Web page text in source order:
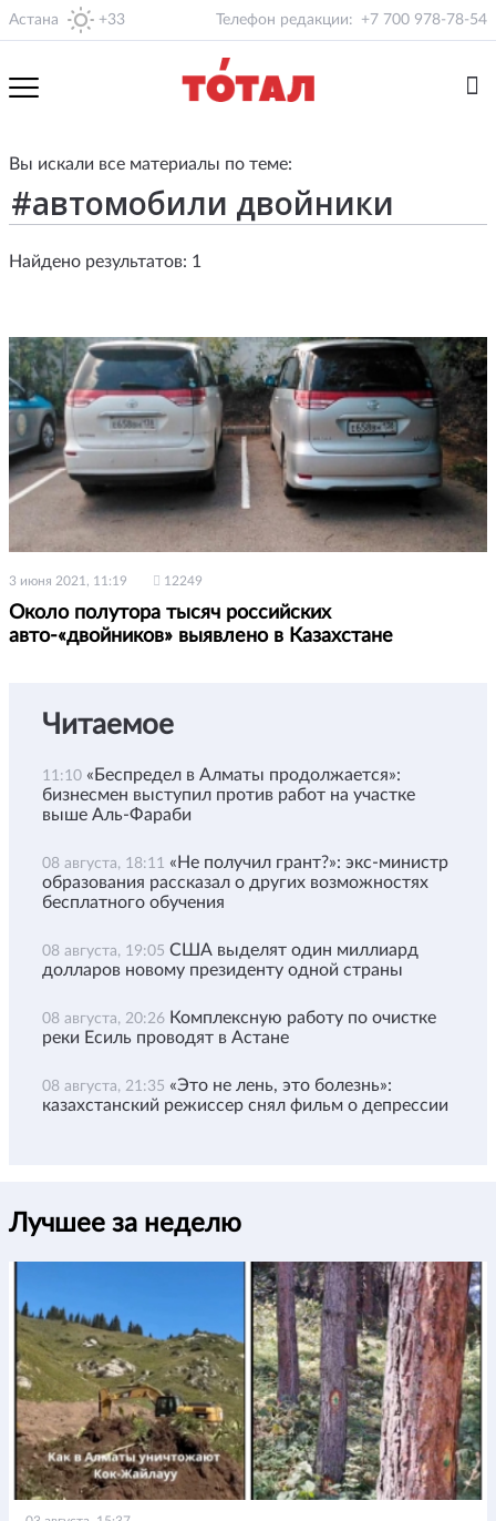
Астана +33 Телефон редакции: +7 700 978-78-54
Вы искали все материалы по теме:
Найдено результатов: 1
3 июня 2021, 11:19 12249
Около полутора тысяч российских
авто-«двойников» выявлено в Казахстане
Читаемое
11:10 «Беспредел в Алматы продолжается»:
бизнесмен выступил против работ на участке
выше Аль-Фараби
08 августа, 18:11 «Не получил грант?»: экс-министр
образования рассказал о других возможностях
бесплатного обучения
08 августа, 19:05 США выделят один миллиард
долларов новому президенту одной страны
08 августа, 20:26 Комплексную работу по очистке
реки Есиль проводят в Астане
08 августа, 21:35 «Это не лень, это болезнь»:
казахстанский режиссер снял фильм о депрессии
Лучшее за неделю